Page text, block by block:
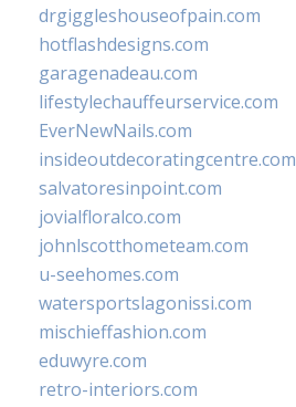
drgiggleshouseofpain.com
hotflashdesigns.com
garagenadeau.com
lifestylechauffeurservice.com
EverNewNails.com
insideoutdecoratingcentre.com
salvatoresinpoint.com
jovialfloralco.com
johnlscotthometeam.com
u-seehomes.com
watersportslagonissi.com
mischieffashion.com
eduwyre.com
retro-interiors.com